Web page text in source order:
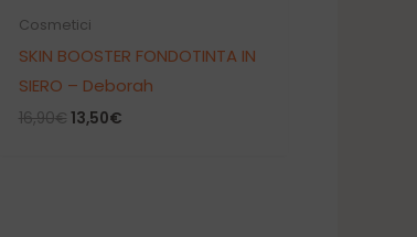
Cosmetici
SKIN BOOSTER FONDOTINTA IN
SIERO – Deborah
16,90€ Il
13,50€Il